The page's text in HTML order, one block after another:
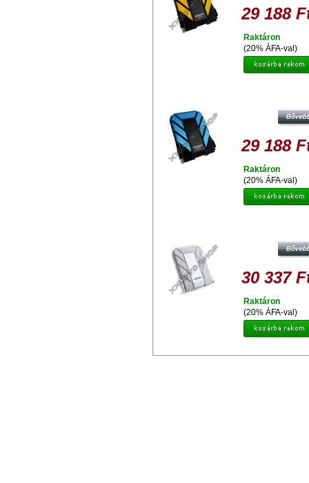
29 188
(20% ÁFA-val)
Raktáron
MEREVLEMEZ, USB 3.0 KÉK
29 188
(20% ÁFA-val)
Raktáron
MEREVLEMEZ, USB 3.0
30 337
(20% ÁFA-val)
Raktáron